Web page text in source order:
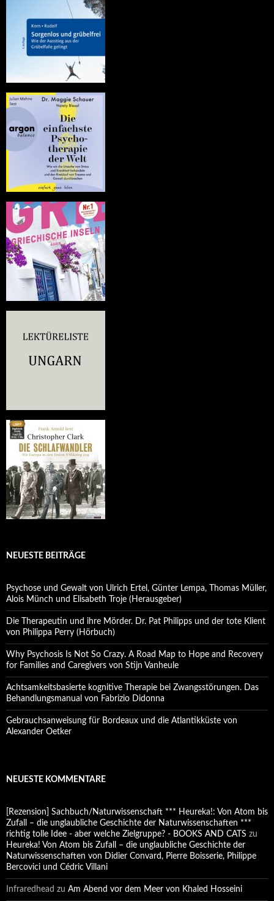
NEUESTE BEITRÄGE
Psychose und Gewalt von Ulrich Ertel, Günter Lempa, Thomas Müller,
Alois Münch und Elisabeth Troje (Herausgeber)
Die Therapeutin und ihre Mörder. Dr. Pat Philipps und der tote Klient
von Philippa Perry (Hörbuch)
Why Psychosis Is Not So Crazy. A Road Map to Hope and Recovery
for Families and Caregivers von Stijn Vanheule
Achtsamkeitsbasierte kognitive Therapie bei Zwangsstörungen. Das
Behandlungsmanual von Fabrizio Didonna
Gebrauchsanweisung für Bordeaux und die Atlantikküste von
Alexander Oetker
NEUESTE KOMMENTARE
[Rezension] Sachbuch/Naturwissenschaft *** Heureka!: Von Atom bis
Zufall – die unglaubliche Geschichte der Naturwissenschaften ***
richtig tolle Idee - aber welche Zielgruppe? - BOOKS AND CATS zu
Heureka! Von Atom bis Zufall – die unglaubliche Geschichte der
Naturwissenschaften von Didier Convard, Pierre Boisserie, Philippe
Bercovici und Cédric Villani
Infraredhead zu Am Abend vor dem Meer von Khaled Hosseini